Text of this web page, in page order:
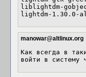
liblightdm-
lightdm-1.30.0-
manowar@altlinux.org
Как всегда в
войти в систему